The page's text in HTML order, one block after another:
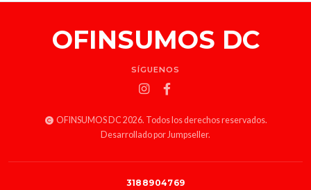
OFINSUMOS DC
SÍGUENOS
OFINSUMOS DC 2026. Todos los derechos reservados.
Desarrollado por Jumpseller.
3188904769